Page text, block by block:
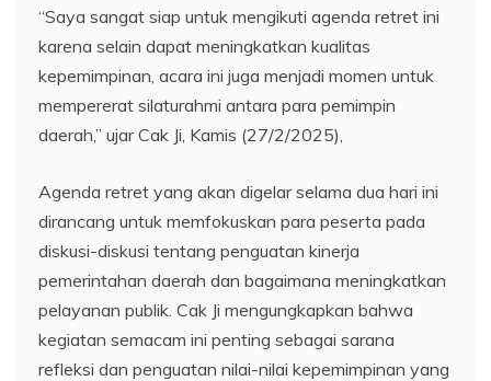
“Saya sangat siap untuk mengikuti agenda retret ini
karena selain dapat meningkatkan kualitas
kepemimpinan, acara ini juga menjadi momen untuk
mempererat silaturahmi antara para pemimpin
daerah,” ujar Cak Ji, Kamis (27/2/2025),
Agenda retret yang akan digelar selama dua hari ini
dirancang untuk memfokuskan para peserta pada
diskusi-diskusi tentang penguatan kinerja
pemerintahan daerah dan bagaimana meningkatkan
pelayanan publik. Cak Ji mengungkapkan bahwa
kegiatan semacam ini penting sebagai sarana
refleksi dan penguatan nilai-nilai kepemimpinan yang